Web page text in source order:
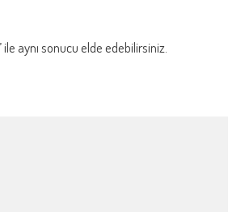
aynı sonucu elde edebilirsiniz.